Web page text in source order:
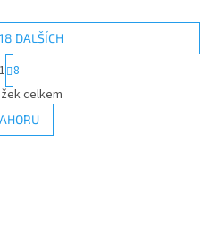
O
v
l
á
DALŠÍCH
t
r
á
n
k
v
1 8
celkem